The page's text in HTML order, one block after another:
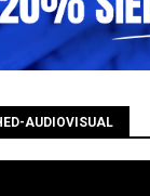
AUDIOVISUAL